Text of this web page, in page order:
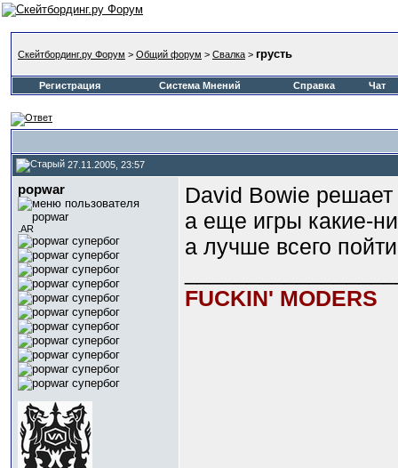
Скейтбординг.ру Форум > Общий форум > Свалка > грусть
Регистрация Система Мнений Справка Чат
27.11.2005, 23:57
popwar
.AR
David Bowie решает
а еще игры какие-
а лучше всего
FUCKIN' MODERS